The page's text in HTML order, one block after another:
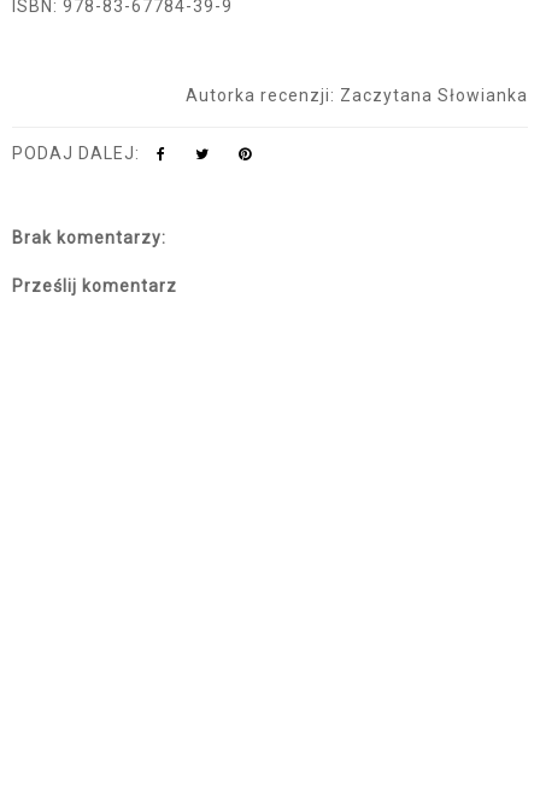
ISBN: 978-83-67784-39-9
Autorka recenzji: Zaczytana Słowianka
PODAJ DALEJ:
Brak komentarzy:
Prześlij komentarz